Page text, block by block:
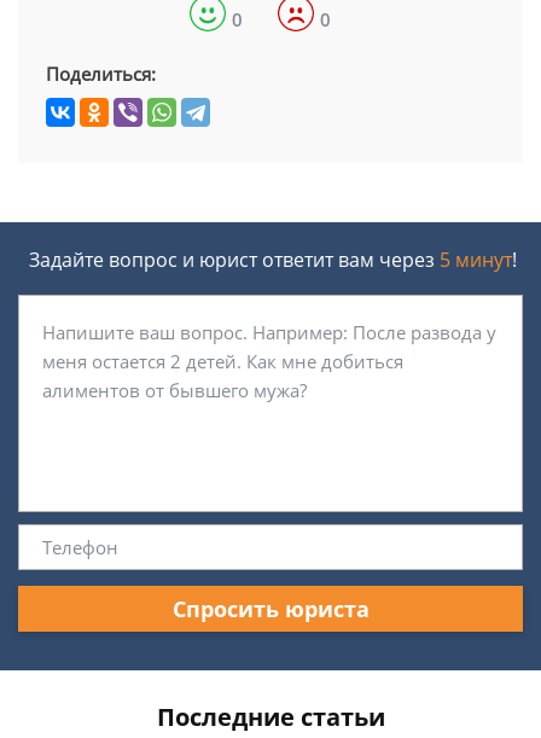
0 0
Поделиться:
Задайте вопрос и юрист ответит вам через 5 минут!
Спросить юриста
Последние статьи